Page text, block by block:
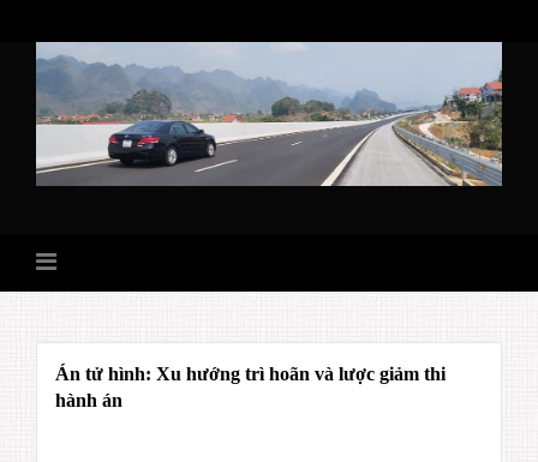
content
Án tử hình: Xu hướng trì hoãn và lược giảm thi
hành án